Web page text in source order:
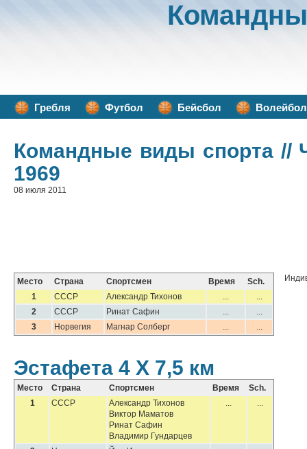
Гребля Футбол Бейсбол Волейбол
Командные виды спорта//
1969
08 июля 2011
Место Страна Спортсмен Время
Sch.
1
СССР Александр Тихонов ...
...
2
СССР Ринат Сафин ...
...
3
Норвегия Магнар Солберг ... ...
Эстафета 4 Х 7,5 км
Место Страна Спортсмен Время
Sch.
1
СССР
Александр Тихонов
Виктор Маматов
Ринат Сафин
Владимир Гундарцев
... ...